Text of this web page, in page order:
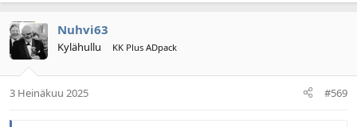
Nuhvi63
Kylähullu KK Plus ADpack
3 Heinäkuu 2025 #569